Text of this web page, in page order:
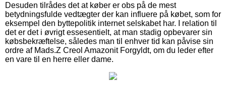
Desuden tilrådes det at køber er obs på de mest
betydningsfulde vedtægter der kan influere på købet, som for
eksempel den byttepolitik internet selskabet har. I relation til
det er det i øvrigt essesentielt, at man stadig opbevarer sin
købsbekræftelse, således man til enhver tid kan påvise sin
ordre af Mads.Z Creol Amazonit Forgyldt, om du leder efter
en vare til en herre eller dame.